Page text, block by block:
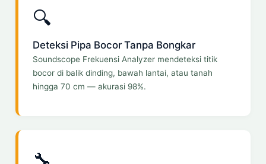
🔍
Deteksi Pipa Bocor Tanpa Bongkar
Soundscope Frekuensi Analyzer mendeteksi titik
bocor di balik dinding, bawah lantai, atau tanah
hingga 70 cm — akurasi 98%.